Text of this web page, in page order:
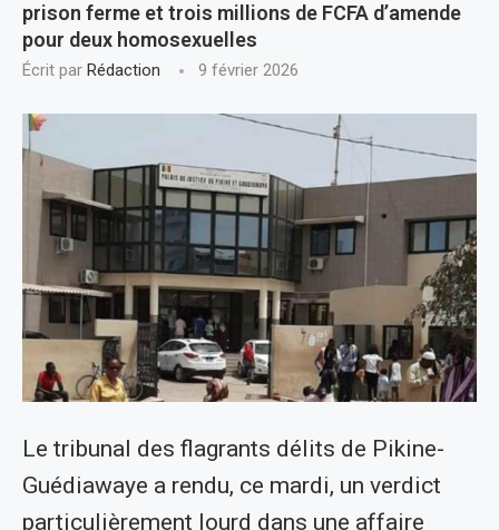
prison ferme et trois millions de FCFA d’amende
pour deux homosexuelles
Écrit par Rédaction 9 février 2026
Le tribunal des flagrants délits de Pikine-
Guédiawaye a rendu, ce mardi, un verdict
particulièrement lourd dans une affaire